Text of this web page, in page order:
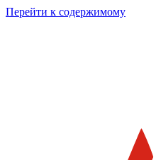
Перейти к содержимому